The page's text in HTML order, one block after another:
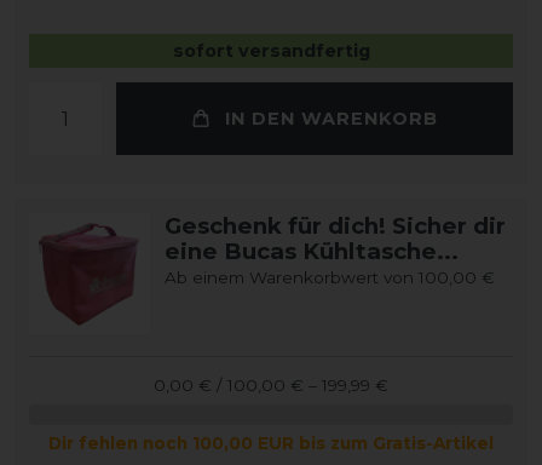
sofort versandfertig
IN DEN WARENKORB
Geschenk für dich! Sicher dir
eine Bucas Kühltasche...
Ab einem Warenkorbwert von 100,00 €
0,00 € / 100,00 € – 199,99 €
Dir fehlen noch 100,00 EUR bis zum Gratis-Artikel